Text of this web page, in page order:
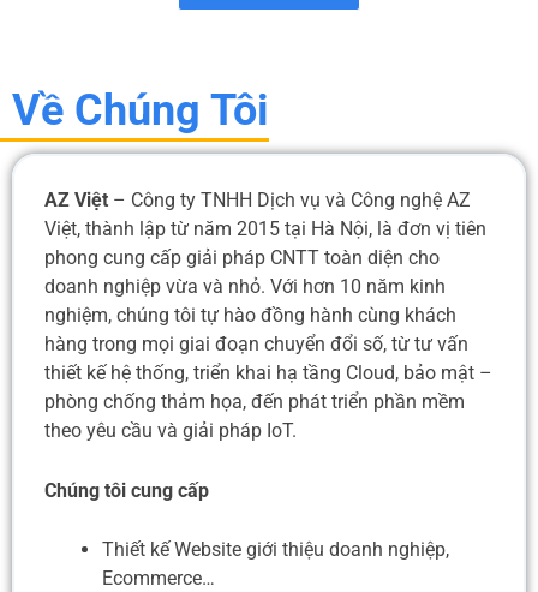
Về Chúng Tôi
AZ Việt – Công ty TNHH Dịch vụ và Công nghệ AZ
Việt, thành lập từ năm 2015 tại Hà Nội, là đơn vị tiên
phong cung cấp giải pháp CNTT toàn diện cho
doanh nghiệp vừa và nhỏ. Với hơn 10 năm kinh
nghiệm, chúng tôi tự hào đồng hành cùng khách
hàng trong mọi giai đoạn chuyển đổi số, từ tư vấn
thiết kế hệ thống, triển khai hạ tầng Cloud, bảo mật –
phòng chống thảm họa, đến phát triển phần mềm
theo yêu cầu và giải pháp IoT.
Chúng tôi cung cấp
Thiết kế Website giới thiệu doanh nghiệp,
Ecommerce…